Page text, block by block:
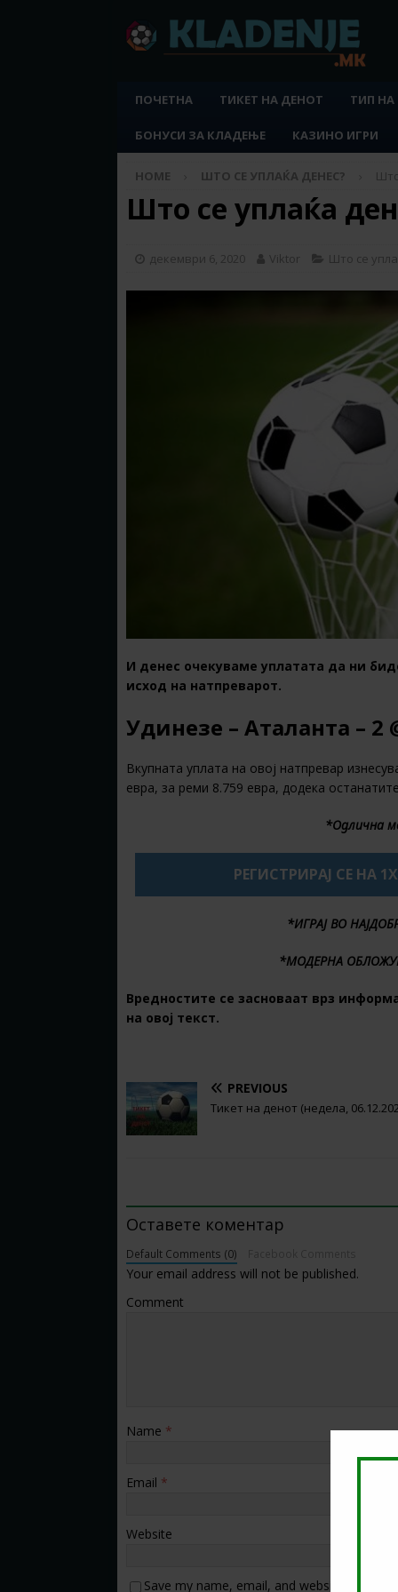
ПОЧЕТНА ТИКЕТ НА ДЕНОТ ТИП
БОНУСИ ЗА КЛАДЕЊЕ КАЗИНО ИГРИ
HOME ШТО СЕ УПЛАЌА ДЕНЕС?
Што се уплаќа
декември 6, 2020 Viktor Што се
И денес очекуваме уплатата да ни
исход на натпреварот.
Удинезе – Аталанта – 2
Вкупната уплата на овој натпревар
евра, за реми 8.759 евра, додека
*Одлична
РЕГИСТРИРАЈ СЕ НА
*ИГРАЈ ВО
*МОДЕРНА
Вредностите се засноваат врз
на овој текст.
PREVIOUS
Тикет на денот (недела,
Оставете коментар
Default Comments (0)
Your email address will not be published.
Comment
Name *
Email *
Website
Save my name, email, and website in this